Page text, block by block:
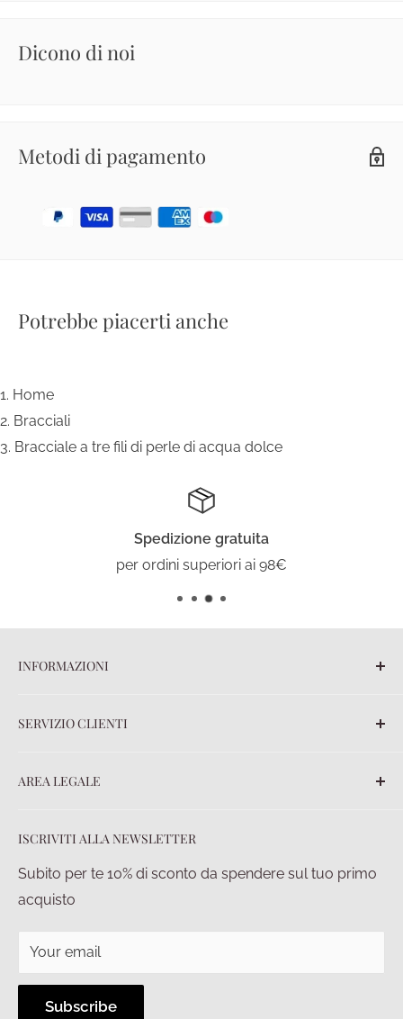
Dicono di noi
Metodi di pagamento
Potrebbe piacerti anche
Home
Bracciali
Bracciale a tre fili di perle di acqua dolce
Spedizione gratuita
per ordini superiori ai 98€
ISCRIVITI ALLA NEWSLETTER
Subito per te 10% di sconto da spendere sul tuo primo
acquisto
Your email
Subscribe
INFORMAZIONI
Chi siamo
SERVIZIO CLIENTI
Ordini
Pagamenti
Diritto di recesso
AREA LEGALE
Privacy policy
Condizioni di vendita